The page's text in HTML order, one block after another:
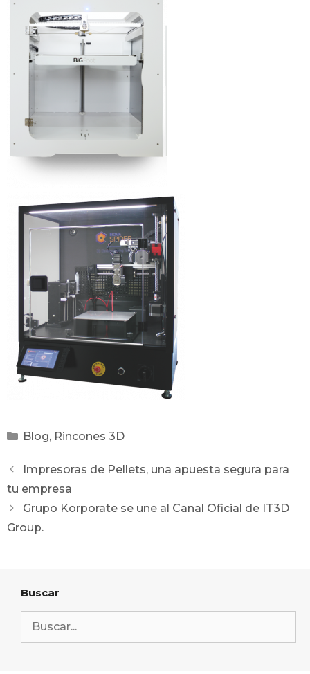
Blog, Rincones 3D
Impresoras de Pellets, una apuesta segura para
tu empresa
Grupo Korporate se une al Canal Oficial de IT3D
Group.
Buscar